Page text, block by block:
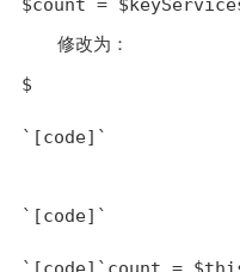
修改为：
$
`[code]`
`[code]`